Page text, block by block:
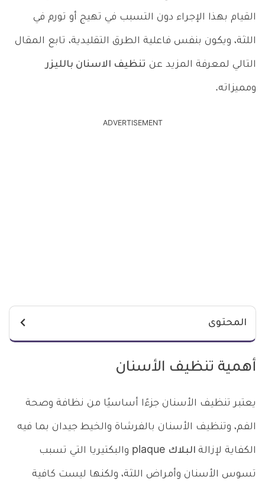
القيام بهذا الإجراء دون التسبب في تهيج أو تورم في
اللثة، ويكون بنفس فاعلية الطرق التقليدية، تابع المقال
التالي لمعرفة المزيد عن تنظيف الاسنان بالليزر
ومميزاته.
ADVERTISEMENT
المحتوى
أهمية تنظيف الأسنان
يعتبر تنظيف الأسنان جزءًا أساسيًا من نظافة وصحة
الفم، وتنظيف الأسنان بالفرشاة والخيط جيدان بما فيه
الكفاية لإزالة البلاك plaque والبكتيريا التي تسبب
تسوس الأسنان وأمراض اللثة، ولكنها ليست كافية